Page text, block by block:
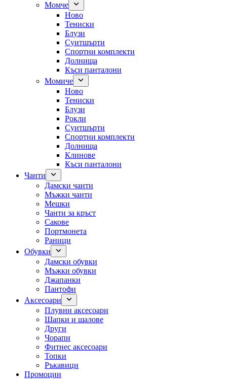
Момче
Ново
Тениски
Блузи
Суитшърти
Спортни комплекти
Долнища
Къси панталони
Момиче
Ново
Тениски
Блузи
Рокли
Суитшърти
Спортни комплекти
Долнища
Клинове
Къси панталони
Чанти
Дамски чанти
Мъжки чанти
Мешки
Чанти за кръст
Сакове
Портмонета
Раници
Обувки
Дамски обувки
Мъжки обувки
Джапанки
Пантофи
Аксесоари
Плувни аксесоари
Шапки и шалове
Други
Чорапи
Фитнес аксесоари
Топки
Ръкавици
Промоции